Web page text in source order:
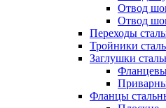
Отвод
Отвод
Переходы
Тройники
Заглушки
Фланцы